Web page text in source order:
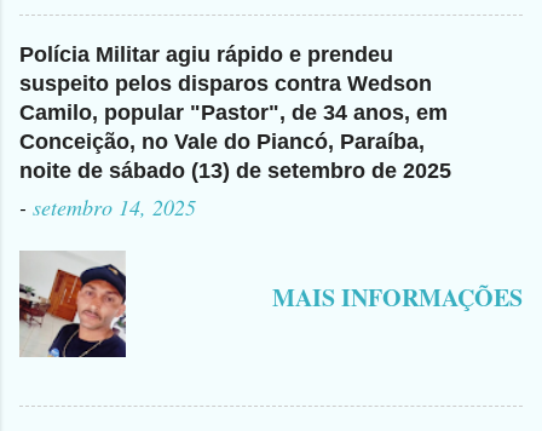
Polícia Militar agiu rápido e prendeu
suspeito pelos disparos contra Wedson
Camilo, popular "Pastor", de 34 anos, em
Conceição, no Vale do Piancó, Paraíba,
noite de sábado (13) de setembro de 2025
- setembro 14, 2025
MAIS INFORMAÇÕES